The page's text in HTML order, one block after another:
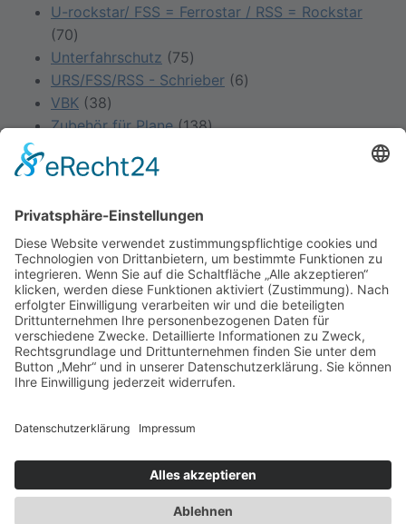
Produkte
U-rockstar/ FSS = Ferrostar / RSS = Rockstar
7070
Produkte
Unterfahrschutz 7575
Produkte
URS/FSS/RSS - Schrieber 66
VBK 3838
Produkte
Zubehör für Plane 138138
© 2026STAS Ersatzteile by Klimsa
Nutzfahrzeuge
Alle Rechte vorbehalten
Angebote nur für den gewerblichen Bedarf. Alle Preise zuzüglich
Mehrwertsteuer.
Sämtliche Markenzeichen und eingetragenen Warenzeichen sind